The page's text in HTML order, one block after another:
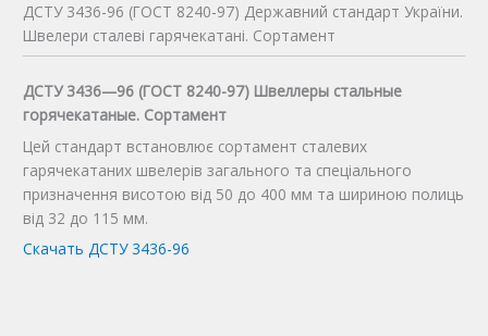
ДСТУ 3436-96 (ГОСТ 8240-97) Державний стандарт України.
Швелери сталеві гарячекатані. Сортамент
ДСТУ 3436—96 (ГОСТ 8240-97) Швеллеры стальные
горячекатаные. Сортамент
Цей стандарт встановлює сортамент сталевих
гарячекатаних швелерів загального та спеціального
призначення висотою від 50 до 400 мм та шириною полиць
від 32 до 115 мм.
Скачать ДСТУ 3436-96